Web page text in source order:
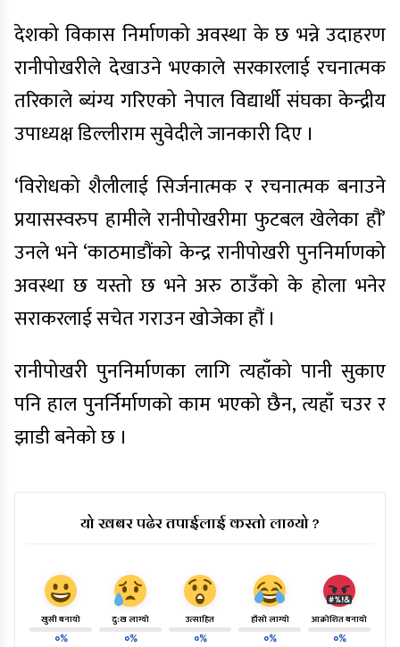
देशको विकास निर्माणको अवस्था के छ भन्ने उदाहरण
रानीपोखरीले देखाउने भएकाले सरकारलाई रचनात्मक
तरिकाले ब्यंग्य गरिएको नेपाल विद्यार्थी संघका केन्द्रीय
उपाध्यक्ष डिल्लीराम सुवेदीले जानकारी दिए ।
‘विरोधको शैलीलाई सिर्जनात्मक र रचनात्मक बनाउने
प्रयासस्वरुप हामीले रानीपोखरीमा फुटबल खेलेका हौं’
उनले भने ‘काठमाडौंको केन्द्र रानीपोखरी पुननिर्माणको
अवस्था छ यस्तो छ भने अरु ठाउँको के होला भनेर
सराकरलाई सचेत गराउन खोजेका हौं ।
रानीपोखरी पुननिर्माणका लागि त्यहाँको पानी सुकाए
पनि हाल पुनर्निर्माणको काम भएको छैन, त्यहाँ चउर र
झाडी बनेको छ ।
यो खबर पढेर तपाईलाई कस्तो लाग्यो ?
खुसी बनायो
०%
दु:ख लाग्यो
०%
उत्साहित
०%
हाँसो लाग्यो
०%
आक्रोशित बनायो
०%